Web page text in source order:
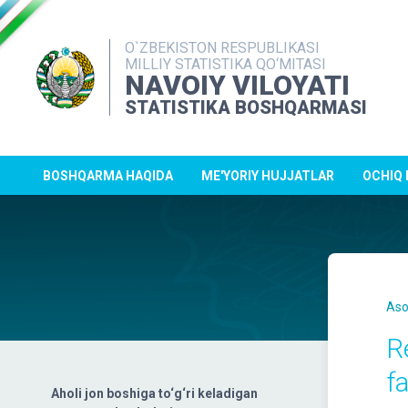
O`ZBEKISTON RESPUBLIKASI
MILLIY STATISTIKA QO‘MITASI
NAVOIY VILOYATI
STATISTIKA BOSHQARMASI
BOSHQARMA HAQIDA ME'YORIY HUJJATLAR OCHIQ
Aholi jon boshiga to‘g‘ri keladigan